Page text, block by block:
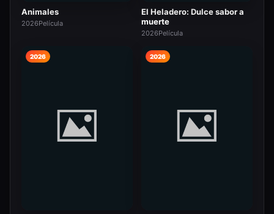
Animales
2026Película
El Heladero: Dulce sabor a
muerte
2026Película
2026 2026